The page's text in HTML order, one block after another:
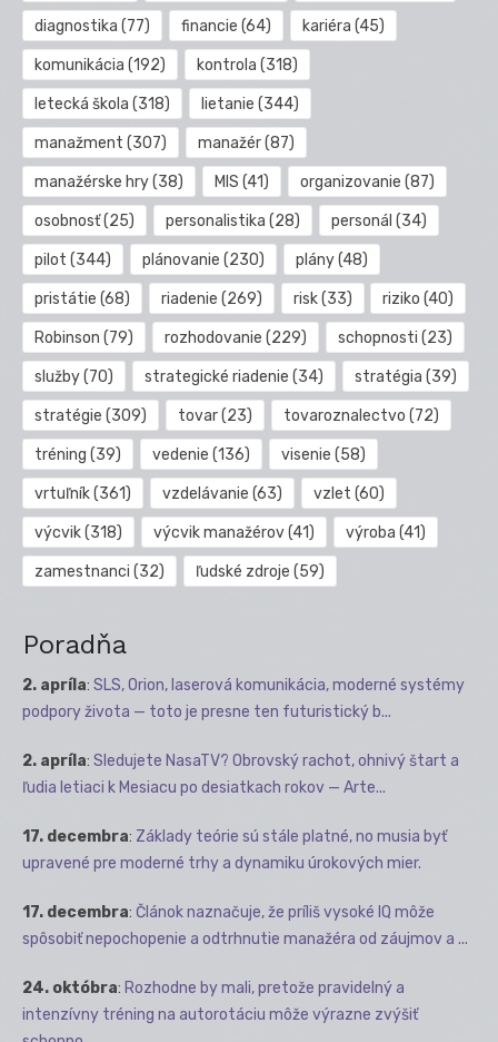
diagnostika (77) financie (64) kariéra (45)
komunikácia (192) kontrola (318)
letecká škola (318) lietanie (344)
manažment (307) manažér(87)
manažérske hry(38) MIS (41) organizovanie (87)
osobnosť(25) personalistika (28) personál (34)
pilot (344) plánovanie (230) plány(48)
pristátie (68) riadenie (269) risk(33) riziko (40)
Robinson (79) rozhodovanie (229) schopnosti (23)
služby(70) strategické riadenie (34) stratégia (39)
stratégie (309) tovar(23) tovaroznalectvo (72)
tréning (39) vedenie (136) visenie (58)
vrtuľník(361) vzdelávanie (63) vzlet (60)
výcvik(318) výcvik manažérov(41) výroba (41)
zamestnanci (32) ľudské zdroje (59)
Poradňa
2. apríla: SLS, Orion, laserová komunikácia, moderné systémy
podpory života — toto je presne ten futuristický b...
2. apríla: Sledujete NasaTV? Obrovský rachot, ohnivý štart a
ľudia letiaci k Mesiacu po desiatkach rokov — Arte...
17. decembra: Základy teórie sú stále platné, no musia byť
upravené pre moderné trhy a dynamiku úrokových mier.
17. decembra: Článok naznačuje, že príliš vysoké IQ môže
spôsobiť nepochopenie a odtrhnutie manažéra od záujmov a ...
24. októbra: Rozhodne by mali, pretože pravidelný a
intenzívny tréning na autorotáciu môže výrazne zvýšiť